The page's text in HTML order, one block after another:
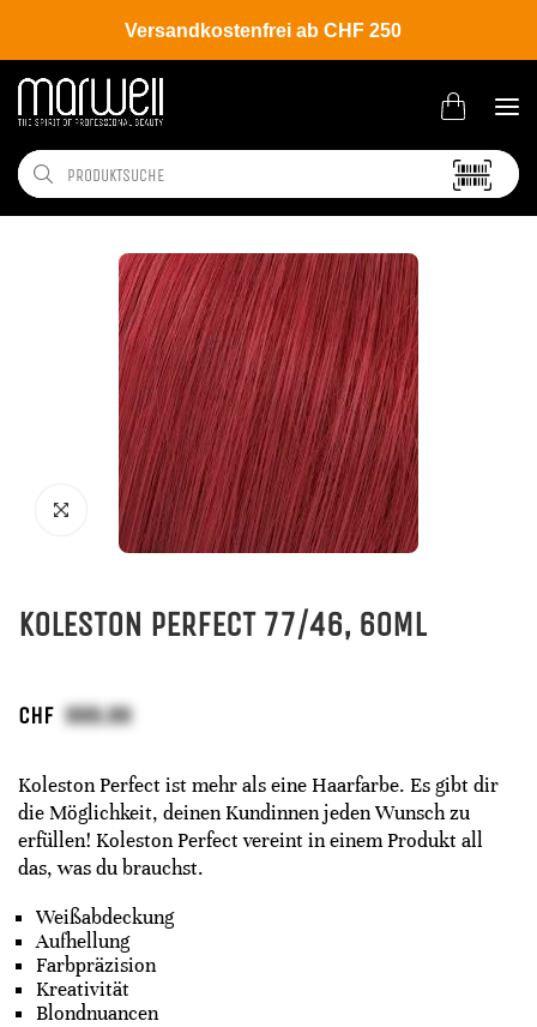
Versandkostenfrei ab CHF 250
Shop Brands Wella
KOLESTON PERFECT 77/46, 60ML
CHF
Koleston Perfect ist mehr als eine Haarfarbe. Es gibt dir
die Möglichkeit, deinen Kundinnen jeden Wunsch zu
erfüllen! Koleston Perfect vereint in einem Produkt all
das, was du brauchst.
Weißabdeckung
Aufhellung
Farbpräzision
Kreativität
Blondnuancen